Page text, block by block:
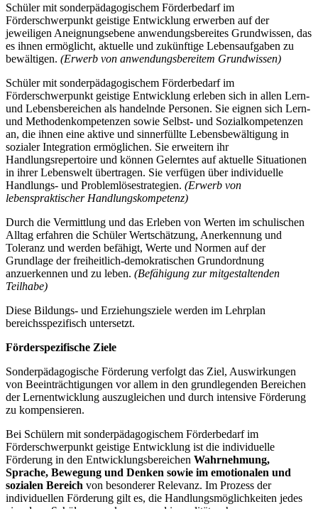
Schüler mit sonderpädagogischem Förderbedarf im
Förderschwerpunkt geistige Entwicklung erwerben auf der
jeweiligen Aneignungsebene anwendungsbereites Grundwissen, das
es ihnen ermöglicht, aktuelle und zukünftige Lebensaufgaben zu
bewältigen. (Erwerb von anwendungsbereitem Grundwissen)
Schüler mit sonderpädagogischem Förderbedarf im
Förderschwerpunkt geistige Entwicklung erleben sich in allen Lern-
und Lebensbereichen als handelnde Personen. Sie eignen sich Lern-
und Methodenkompetenzen sowie Selbst- und Sozialkompetenzen
an, die ihnen eine aktive und sinnerfüllte Lebensbewältigung in
sozialer Integration ermöglichen. Sie erweitern ihr
Handlungsrepertoire und können Gelerntes auf aktuelle Situationen
in ihrer Lebenswelt übertragen. Sie verfügen über individuelle
Handlungs- und Problemlösestrategien. (Erwerb von
lebenspraktischer Handlungskompetenz)
Durch die Vermittlung und das Erleben von Werten im schulischen
Alltag erfahren die Schüler Wertschätzung, Anerkennung und
Toleranz und werden befähigt, Werte und Normen auf der
Grundlage der freiheitlich-demokratischen Grundordnung
anzuerkennen und zu leben. (Befähigung zur mitgestaltenden
Teilhabe)
Diese Bildungs- und Erziehungsziele werden im Lehrplan
bereichsspezifisch untersetzt.
Förderspezifische Ziele
Sonderpädagogische Förderung verfolgt das Ziel, Auswirkungen
von Beeinträchtigungen vor allem in den grundlegenden Bereichen
der Lernentwicklung auszugleichen und durch intensive Förderung
zu kompensieren.
Bei Schülern mit sonderpädagogischem Förderbedarf im
Förderschwerpunkt geistige Entwicklung ist die individuelle
Förderung in den Entwicklungsbereichen Wahrnehmung,
Sprache, Bewegung und Denken sowie im emotionalen und
sozialen Bereich von besonderer Relevanz. Im Prozess der
individuellen Förderung gilt es, die Handlungsmöglichkeiten jedes